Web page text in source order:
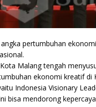
pertumbuhan
Malang tengah
ekonomi kreatif
Indonesia Visionary
bisa mendorong